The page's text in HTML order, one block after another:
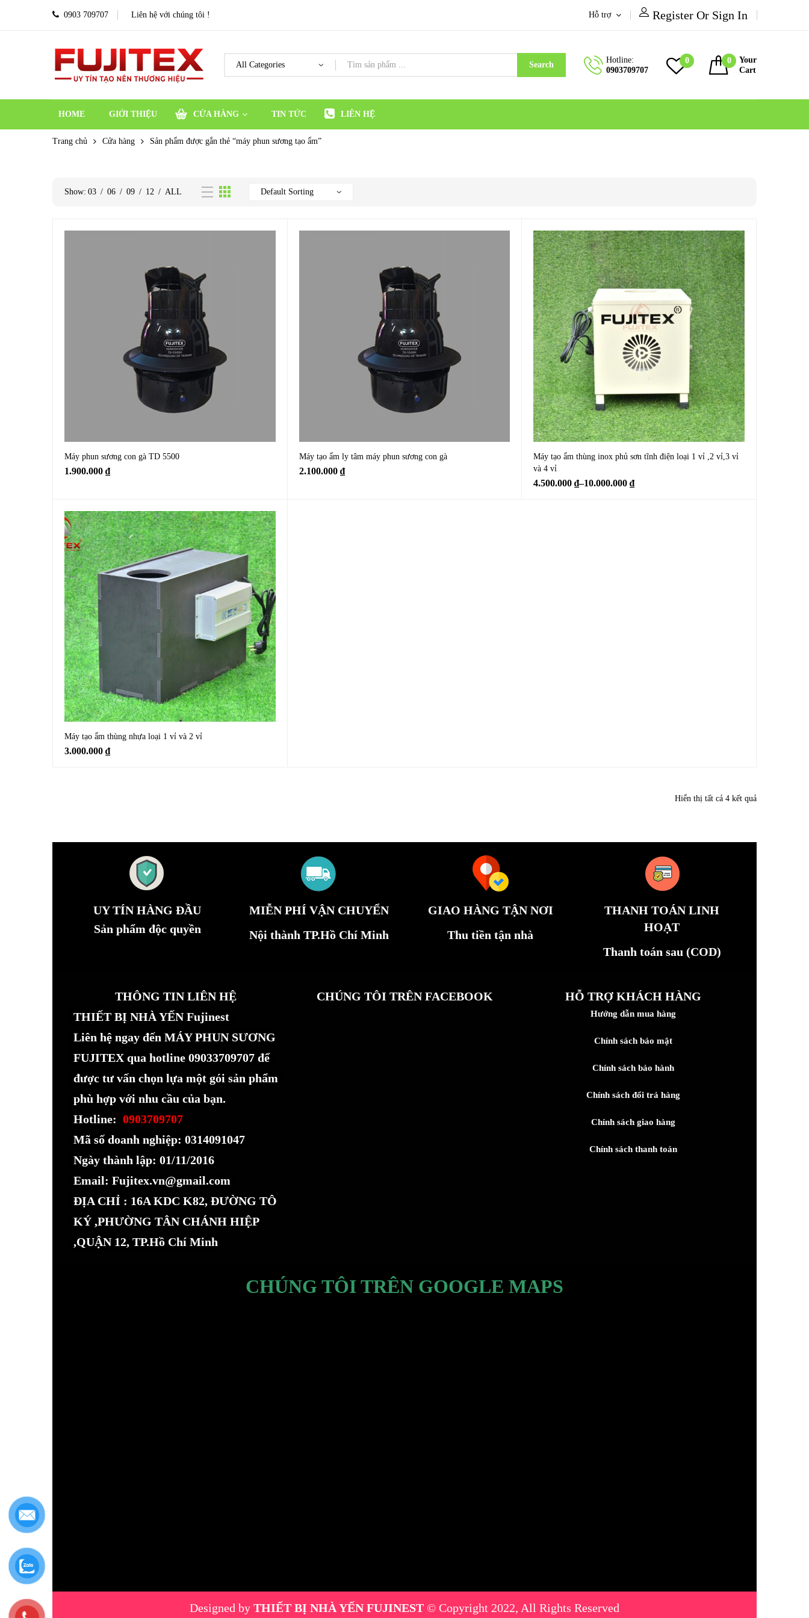
0903 709707 Liên hệ với chúng tôi ! Hỗ trợ Register Or Sign In
Search
Hotline:
0903709707
0 0
Your
Cart
HOME GIỚI THIỆU CỬA HÀNG TIN TỨC LIÊN HỆ
Trang chủ Cửa hàng Sản phẩm được gắn thẻ “máy phun sương tạo ẩm”
Show: 03 / 06 / 09 / 12 / ALL
Máy phun sương con gà TD 5500
1.900.000 ₫
Máy tạo ẩm ly tâm máy phun sương con gà
2.100.000 ₫
Máy tạo ẩm thùng inox phủ sơn tĩnh điện loại 1 vỉ ,2 vỉ,3 vỉ
và 4 vỉ
4.500.000₫–10.000.000₫
Máy tạo ẩm thùng nhựa loại 1 vỉ và 2 vỉ
3.000.000 ₫
Hiển thị tất cả 4 kết quả
UY TÍN HÀNG ĐẦU
Sản phẩm độc quyền
MIỄN PHÍ VẬN CHUYỂN
Nội thành TP.Hồ Chí Minh
GIAO HÀNG TẬN NƠI
Thu tiền tận nhà
THANH TOÁN LINH
HOẠT
Thanh toán sau (COD)
THÔNG TIN LIÊN HỆ
THIẾT BỊ NHÀ YẾN Fujinest
Liên hệ ngay đến MÁY PHUN SƯƠNG
FUJITEX qua hotline 09033709707 để
được tư vấn chọn lựa một gói sản phẩm
phù hợp với nhu cầu của bạn.
Hotline: 0903709707
Mã số doanh nghiệp: 0314091047
Ngày thành lập: 01/11/2016
Email: Fujitex.vn@gmail.com
ĐỊA CHỈ : 16A KDC K82, ĐƯỜNG TÔ
KÝ ,PHƯỜNG TÂN CHÁNH HIỆP
,QUẬN 12, TP.Hồ Chí Minh
CHÚNG TÔI TRÊN FACEBOOK HỖ TRỢ KHÁCH HÀNG
Hướng dẫn mua hàng
Chính sách bảo mật
Chính sách bảo hành
Chính sách đổi trả hàng
Chính sách giao hàng
Chính sách thanh toán
CHÚNG TÔI TRÊN GOOGLE MAPS
Designed by THIẾT BỊ NHÀ YẾN FUJINEST © Copyright 2022, All Rights Reserved